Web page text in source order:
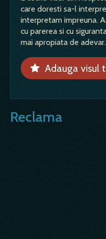
care doresti sa-l
interpretam impreuna.
cu parerea si cu
mai apropiata de adevar.
Adauga visul
Reclama